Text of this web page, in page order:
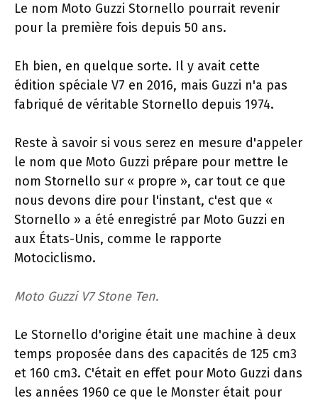
Le nom Moto Guzzi Stornello pourrait revenir
pour la première fois depuis 50 ans.
Eh bien, en quelque sorte. Il y avait cette
édition spéciale V7 en 2016, mais Guzzi n'a pas
fabriqué de véritable Stornello depuis 1974.
Reste à savoir si vous serez en mesure d'appeler
le nom que Moto Guzzi prépare pour mettre le
nom Stornello sur « propre », car tout ce que
nous devons dire pour l'instant, c'est que «
Stornello » a été enregistré par Moto Guzzi en
aux États-Unis, comme le rapporte
Motociclismo.
Moto Guzzi V7 Stone Ten.
Le Stornello d'origine était une machine à deux
temps proposée dans des capacités de 125 cm3
et 160 cm3. C'était en effet pour Moto Guzzi dans
les années 1960 ce que le Monster était pour